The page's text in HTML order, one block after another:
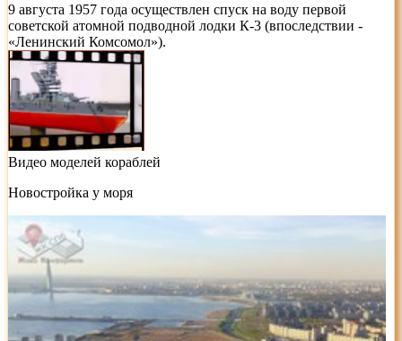
9 августа 1957 года осуществлен спуск на воду первой
советской атомной подводной лодки К-3 (впоследствии -
«Ленинский Комсомол»).
Видео моделей кораблей
Новостройка у моря